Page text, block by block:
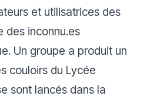
et utilisatrices des
des inconnu.es
Un groupe a produit un
couloirs du Lycée
sont lancés dans la